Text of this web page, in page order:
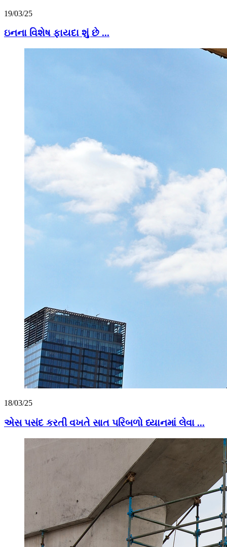
19/03/25
ઇનના વિશેષ ફાયદા શું છે ...
18/03/25
એસ પસંદ કરતી વખતે સાત પરિબળો ધ્યાનમાં લેવા ...